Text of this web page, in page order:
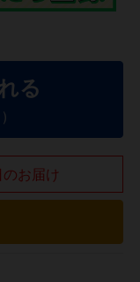
る
お届け